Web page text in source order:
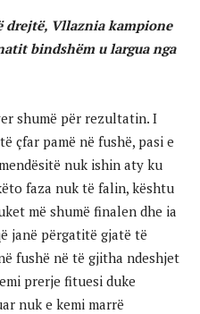
drejtë, Vllaznia kampione
bindshëm u largua nga
shumë për rezultatin. I
çfar pamë në fushë, pasi e
nuk ishin aty ku
faza nuk të falin, kështu
më shumë finalen dhe ia
janë përgatitë gjatë të
fushë në të gjitha ndeshjet
prerje fituesi duke
nuk e kemi marrë